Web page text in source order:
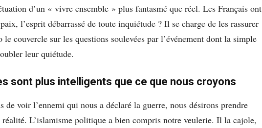
d’un « vivre ensemble » plus fantasmé que réel. Les Français ont
l’esprit débarrassé de toute inquiétude ? Il se charge de les rassurer
couvercle sur les questions soulevées par l’événement dont la simple
leur quiétude.
sont plus intelligents que ce que nous croyons
de voir l’ennemi qui nous a déclaré la guerre, nous désirons prendre
L’islamisme politique a bien compris notre veulerie. Il la cajole,